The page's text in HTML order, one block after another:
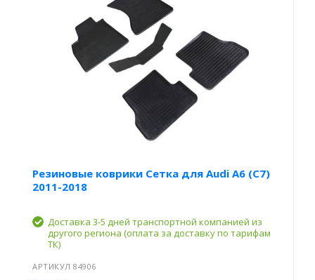
Резиновые коврики Сетка для Audi A6 (C7)
2011-2018
Доставка 3-5 дней транспортной компанией из
другого региона (оплата за доставку по тарифам
ТК)
АРТИКУЛ 84906